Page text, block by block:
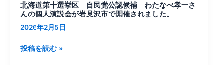
北海道第十選挙区 自民党公認候補 わたなべ孝一さ
んの個人演説会が岩見沢市で開催されました。
2026年2月5日
べ
孝
一
ん
投稿を読む »